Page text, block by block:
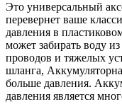
Это универсальный
перевернет ваше
давления в
может забирать воду
проводов и тяжелых
шланга,
больше давления.
давления является